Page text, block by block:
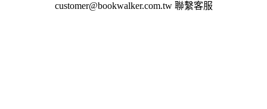
customer@bookwalker.com.tw 聯繫客服